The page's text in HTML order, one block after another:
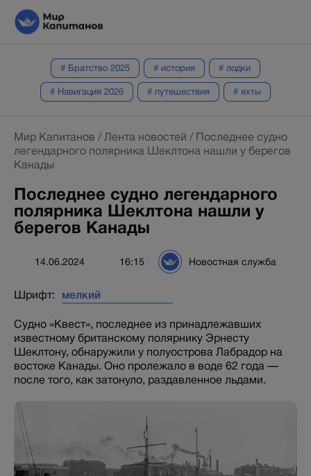
# Братство 2025 # история # лодки
# Навигация 2026 # путешествия # яхты
Мир Капитанов / Лента новостей / Последнее судно
легендарного полярника Шеклтона нашли у берегов
Канады
Последнее судно легендарного
полярника Шеклтона нашли у
берегов Канады
14.06.2024 16:15 Новостная служба
Шрифт:
Судно «Квест», последнее из принадлежавших
известному британскому полярнику Эрнесту
Шеклтону, обнаружили у полуострова Лабрадор на
востоке Канады. Оно пролежало в воде 62 года —
после того, как затонуло, раздавленное льдами.